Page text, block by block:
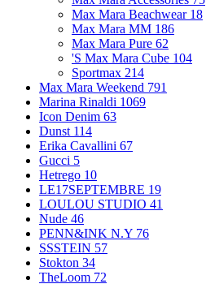
Max Mara Beachwear 18
Max Mara MM 186
Max Mara Pure 62
'S Max Mara Cube 104
Sportmax 214
Max Mara Weekend 791
Marina Rinaldi 1069
Icon Denim 63
Dunst 114
Erika Cavallini 67
Gucci 5
Hetrego 10
LE17SEPTEMBRE 19
LOULOU STUDIO 41
Nude 46
PENN&INK N.Y 76
SSSTEIN 57
Stokton 34
TheLoom 72